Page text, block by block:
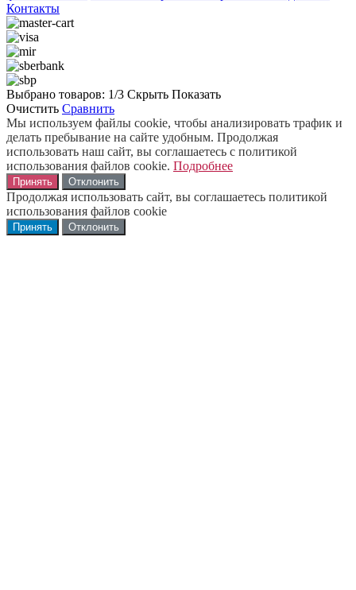
Контакты
Выбрано товаров: 1/3 Скрыть Показать
Очистить Сравнить
Мы используем файлы cookie, чтобы анализировать трафик и
делать пребывание на сайте удобным. Продолжая
использовать наш сайт, вы соглашаетесь с политикой
использования файлов cookie. Подробнее
Принять Отклонить
Продолжая использовать сайт, вы соглашаетесь политикой
использования файлов cookie
Принять Отклонить